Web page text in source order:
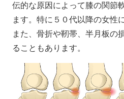
伝的な原因によって膝の関節
ます。特に５０代以降の女性
また、骨折や靭帯、半月板の
ることもあります。